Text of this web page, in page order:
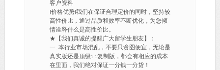
客户资料
[价格优势]我们在保证合理定价的同时，坚持较
高性价比，通过品质和效率不断优化，为您倾
情诠释什么是高性价比。
★【我们真诚的提醒广大留学生朋友】：
一. 本行业市场混乱，不要只贪图便宜，无论是
真实版还是顶级1:1复制版，都会有相应的成本
在里面，我们绝对保证一分钱一分货！